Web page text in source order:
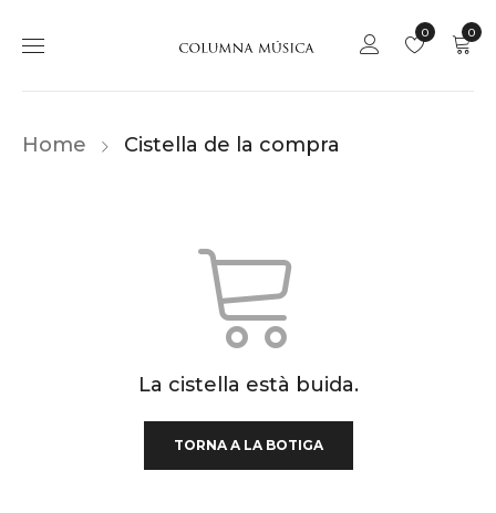
0
0
Home Cistella de la compra
La cistella està buida.
TORNA A LA BOTIGA